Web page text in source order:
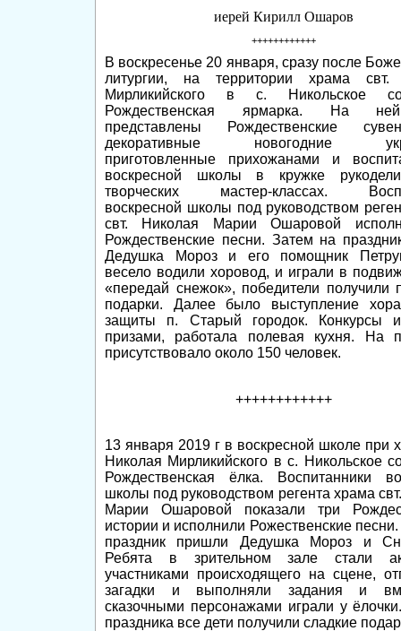
иерей Кирилл Ошаров
++++++++++++
В воскресенье 20 января, сразу после
литургии, на территории храма свт.
Мирликийского в с. Никольское
Рождественская ярмарка.
На
представлены Рождественские
декоративные новогодние
приготовленные прихожанами и
воскресной школы в кружке
творческих мастер-классах.
воскресной школы под руководством
свт. Николая Марии Ошаровой
Рождественские песни. Затем на
Дедушка Мороз и его помощник
весело водили хоровод, и играли в
«передай снежок», победители получили
подарки. Далее было выступление
защиты п. Старый городок. Конкурсы
призами, работала полевая кухня. На
присутствовало около 150 человек.
++++++++++++
13 января 2019 г в воскресной школе при
Николая Мирликийского в с. Никольское
Рождественская ёлка. Воспитанники
школы под руководством регента храма
Марии Ошаровой показали три
истории и исполнили Рожественские
праздник пришли Дедушка Мороз и
Ребята в зрительном зале стали
участниками происходящего на сцене,
загадки и выполняли задания и
сказочными персонажами играли у
праздника все дети получили сладкие